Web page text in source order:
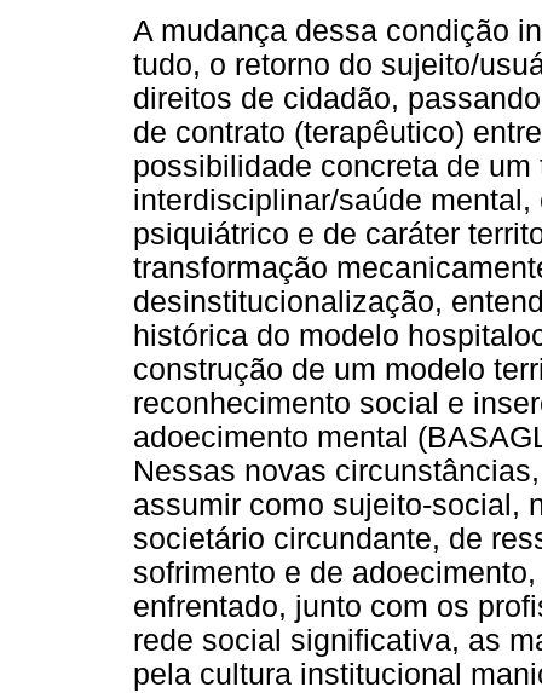
A mudança dessa condição
tudo, o retorno do sujeito/
direitos de cidadão,
de contrato (terapêutico)
possibilidade concreta de
interdisciplinar/saúde
psiquiátrico e de caráter
transformação
desinstitucionalização,
histórica do modelo
construção de um modelo
reconhecimento social e
adoecimento mental
Nessas novas
assumir como sujeito-social,
societário circundante, de
sofrimento e de
enfrentado, junto com os
rede social significativa, as
pela cultura institucional